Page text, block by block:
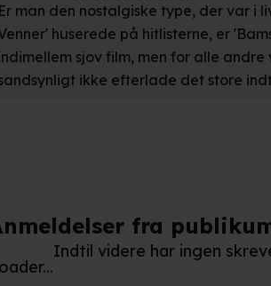
Er man den nostalgiske type, der var i
huserede på hitlisterne, er
sjov film, men for alle andre
ikke efterlade det store
fra
Indtil videre har ingen